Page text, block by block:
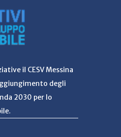
il CESV Messina
degli
2030 per lo